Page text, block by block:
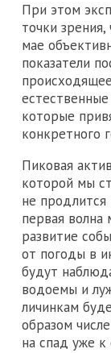
При этом
точки
мае
показатели
которые
конкретного
Пиковая
которой мы
не продлится
первая волна
развитие
от погоды в
будут
водоемы и
личинкам
образом
на спад уже